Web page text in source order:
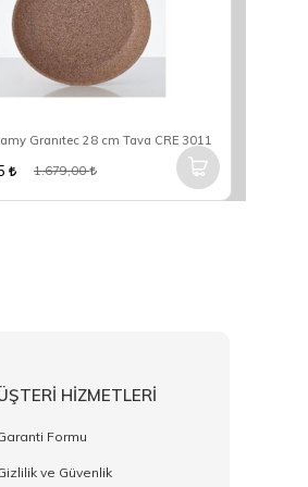
Granıtec 28 cm Tava CRE 3011
1.679,00
HİZMETLERİ
Formu
ve Güvenlik